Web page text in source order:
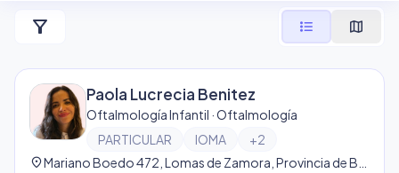
filter_alt format_list_bulleted map
Paola Lucrecia Benitez
Oftalmología Infantil · Oftalmología
PARTICULAR
IOMA +2
location_on